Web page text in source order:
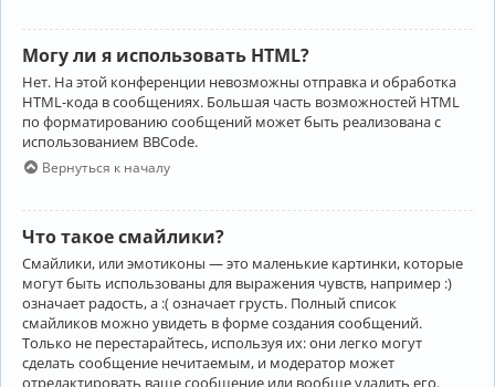
Могу ли я использовать HTML?
Нет. На этой конференции невозможны отправка и обработка
HTML-кода в сообщениях. Большая часть возможностей HTML
по форматированию сообщений может быть реализована с
использованием BBCode.
Вернуться к началу
Что такое смайлики?
Смайлики, или эмотиконы — это маленькие картинки, которые
могут быть использованы для выражения чувств, например :)
означает радость, а :( означает грусть. Полный список
смайликов можно увидеть в форме создания сообщений.
Только не перестарайтесь, используя их: они легко могут
сделать сообщение нечитаемым, и модератор может
отредактировать ваше сообщение или вообще удалить его.